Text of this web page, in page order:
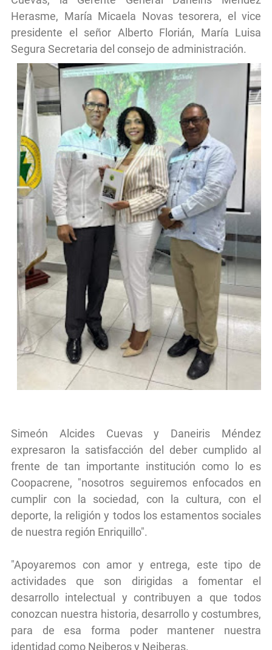
Herasme, María Micaela Novas tesorera, el vice
presidente el señor Alberto Florián, María Luisa
Segura Secretaria del consejo de administración.
Simeón Alcides Cuevas y Daneiris Méndez
expresaron la satisfacción del deber cumplido al
frente de tan importante institución como lo es
Coopacrene, "nosotros seguiremos enfocados en
cumplir con la sociedad, con la cultura, con el
deporte, la religión y todos los estamentos sociales
de nuestra región Enriquillo".
"Apoyaremos con amor y entrega, este tipo de
actividades que son dirigidas a fomentar el
desarrollo intelectual y contribuyen a que todos
conozcan nuestra historia, desarrollo y costumbres,
para de esa forma poder mantener nuestra
identidad como Neiberos y Neiberas.